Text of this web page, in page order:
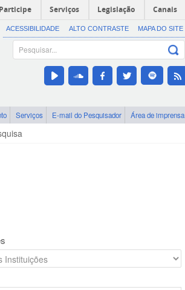
Participe Serviços Legislação Canais
ACESSIBILIDADE ALTO CONTRASTE MAPA DO SITE
Serviços E-mail do Pesquisador Área de imprensa